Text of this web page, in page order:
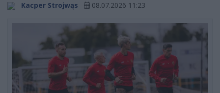
Kacper Strojwąs 08.07.2026 11:23